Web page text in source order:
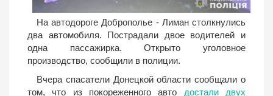
На автодороге Доброполье - Лиман столкнулись
два автомобиля. Пострадали двое водителей и
одна пассажирка. Открыто уголовное
производство, сообщили в полиции.
Вчера спасатели Донецкой области сообщали о
том, что из покореженного авто достали двух